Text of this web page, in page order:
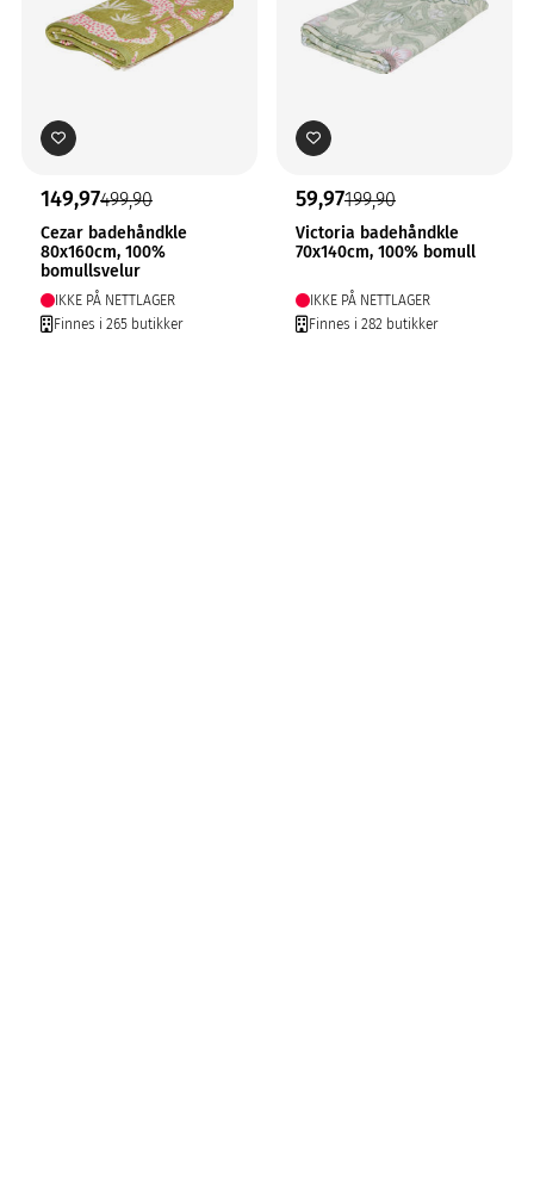
149,97499,90
Cezar badehåndkle
80x160cm, 100%
bomullsvelur
IKKE PÅ NETTLAGER
Finnes i 265 butikker
59,97199,90
Victoria badehåndkle
70x140cm, 100% bomull
IKKE PÅ NETTLAGER
Finnes i 282 butikker